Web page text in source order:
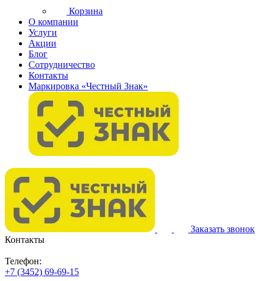
Корзина
О компании
Услуги
Акции
Блог
Сотрудничество
Контакты
Маркировка «Честный Знак»
Заказать звонок
Контакты
Телефон:
+7 (3452) 69-69-15